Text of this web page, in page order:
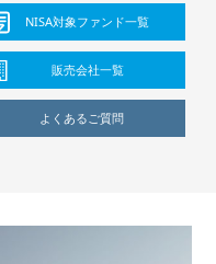
NISA対象ファンド一覧
販売会社一覧
よくあるご質問